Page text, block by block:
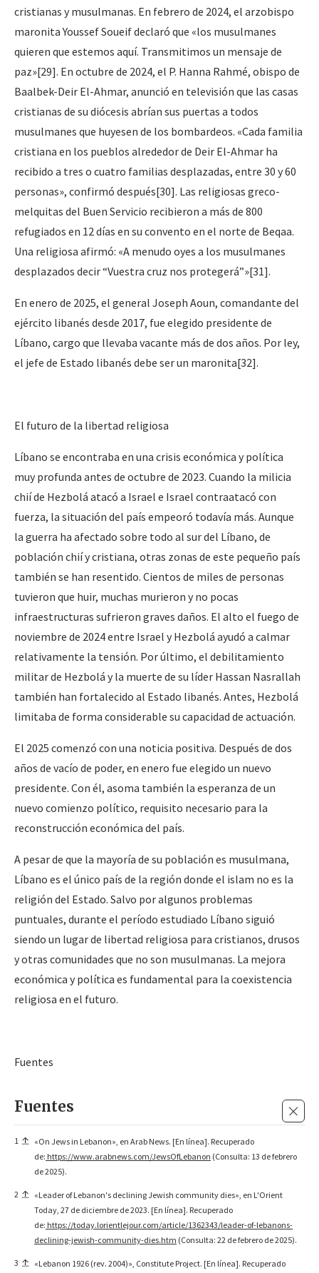
cristianas y musulmanas. En febrero de 2024, el arzobispo
maronita Youssef Soueif declaró que «los musulmanes
quieren que estemos aquí. Transmitimos un mensaje de
paz»[29]. En octubre de 2024, el P. Hanna Rahmé, obispo de
Baalbek-Deir El-Ahmar, anunció en televisión que las casas
cristianas de su diócesis abrían sus puertas a todos
musulmanes que huyesen de los bombardeos. «Cada familia
cristiana en los pueblos alrededor de Deir El-Ahmar ha
recibido a tres o cuatro familias desplazadas, entre 30 y 60
personas», confirmó después[30]. Las religiosas greco-
melquitas del Buen Servicio recibieron a más de 800
refugiados en 12 días en su convento en el norte de Beqaa.
Una religiosa afirmó: «A menudo oyes a los musulmanes
desplazados decir “Vuestra cruz nos protegerá”»[31].
En enero de 2025, el general Joseph Aoun, comandante del
ejército libanés desde 2017, fue elegido presidente de
Líbano, cargo que llevaba vacante más de dos años. Por ley,
el jefe de Estado libanés debe ser un maronita[32].
El futuro de la libertad religiosa
Líbano se encontraba en una crisis económica y política
muy profunda antes de octubre de 2023. Cuando la milicia
chií de Hezbolá atacó a Israel e Israel contraatacó con
fuerza, la situación del país empeoró todavía más. Aunque
la guerra ha afectado sobre todo al sur del Líbano, de
población chií y cristiana, otras zonas de este pequeño país
también se han resentido. Cientos de miles de personas
tuvieron que huir, muchas murieron y no pocas
infraestructuras sufrieron graves daños. El alto el fuego de
noviembre de 2024 entre Israel y Hezbolá ayudó a calmar
relativamente la tensión. Por último, el debilitamiento
militar de Hezbolá y la muerte de su líder Hassan Nasrallah
también han fortalecido al Estado libanés. Antes, Hezbolá
limitaba de forma considerable su capacidad de actuación.
El 2025 comenzó con una noticia positiva. Después de dos
años de vacío de poder, en enero fue elegido un nuevo
presidente. Con él, asoma también la esperanza de un
nuevo comienzo político, requisito necesario para la
reconstrucción económica del país.
A pesar de que la mayoría de su población es musulmana,
Líbano es el único país de la región donde el islam no es la
religión del Estado. Salvo por algunos problemas
puntuales, durante el período estudiado Líbano siguió
siendo un lugar de libertad religiosa para cristianos, drusos
y otras comunidades que no son musulmanas. La mejora
económica y política es fundamental para la coexistencia
religiosa en el futuro.
Fuentes
Fuentes
1
«On Jews in Lebanon», en Arab News. [En línea]. Recuperado
de: https://www.arabnews.com/JewsOfLebanon (Consulta: 13 de febrero
de 2025).
2
«Leader of Lebanon's declining Jewish community dies», en L'Orient
Today, 27 de diciembre de 2023. [En línea]. Recuperado
de: https://today.lorientlejour.com/article/1362343/leader-of-lebanons-
declining-jewish-community-dies.htm (Consulta: 22 de febrero de 2025).
3 «Lebanon 1926 (rev. 2004)», Constitute Project. [En línea]. Recuperado